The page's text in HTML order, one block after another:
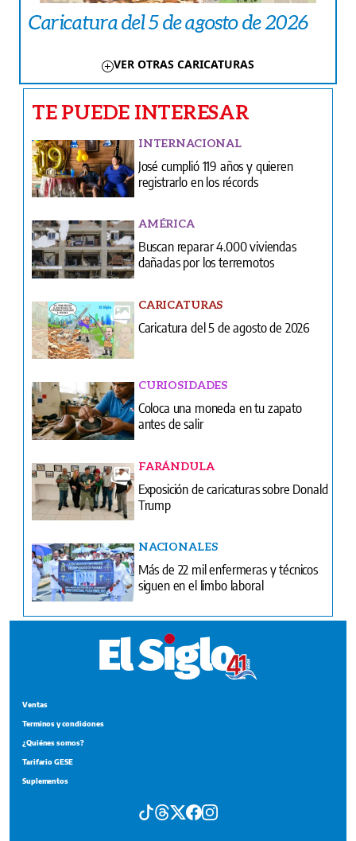
Caricatura del 5 de agosto de 2026
VER OTRAS CARICATURAS
TE PUEDE INTERESAR
INTERNACIONAL
José cumplió 119 años y quieren
registrarlo en los récords
AMÉRICA
Buscan reparar 4.000 viviendas
dañadas por los terremotos
CARICATURAS
Caricatura del 5 de agosto de 2026
CURIOSIDADES
Coloca una moneda en tu zapato
antes de salir
FARÁNDULA
Exposición de caricaturas sobre Donald
Trump
NACIONALES
Más de 22 mil enfermeras y técnicos
siguen en el limbo laboral
Ventas
Terminos y condiciones
¿Quiénes somos?
Tarifario GESE
Suplementos